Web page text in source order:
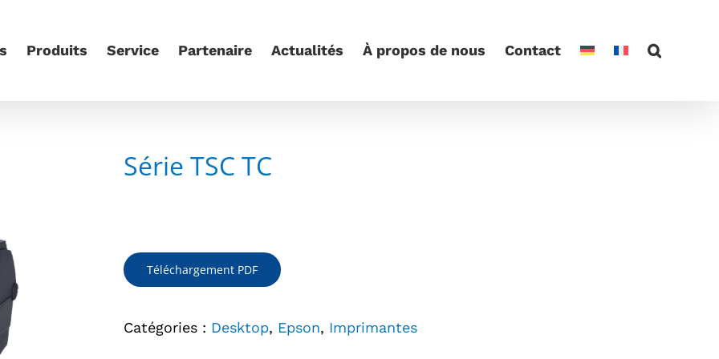
Produits Service Partenaire Actualités À propos de nous Contact
Série TSC TC
Téléchargement PDF
Catégories : Desktop, Epson, Imprimantes